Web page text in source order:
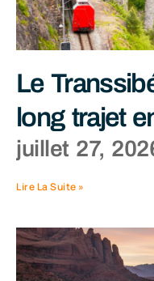
Le
long trajet
juillet 27,
Lire La Suite »